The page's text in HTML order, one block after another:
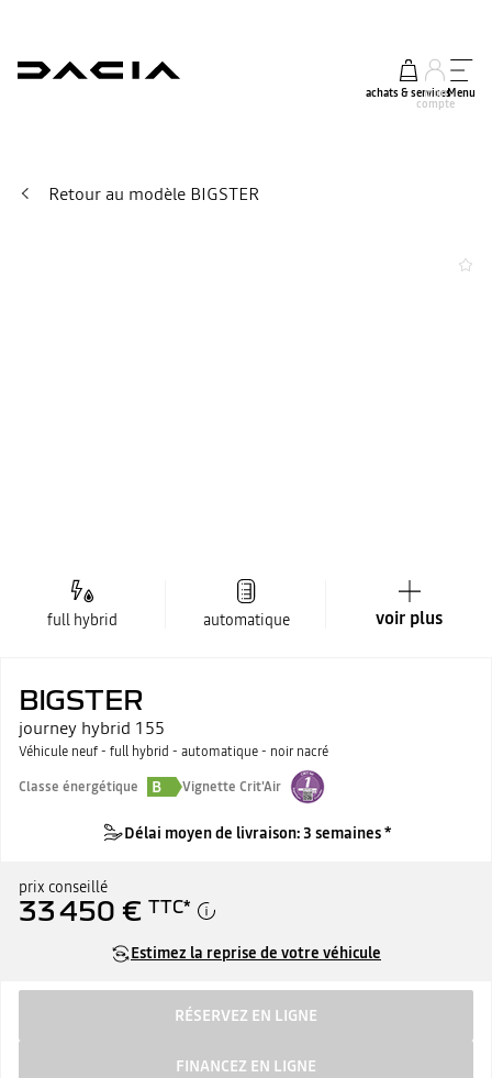
achats & services
mon
compte
Menu
Retour au modèle BIGSTER
full hybrid automatique voir plus
BIGSTER
journey hybrid 155
Véhicule neuf - full hybrid - automatique - noir nacré
Classe énergétique
B Vignette Crit'Air
Délai moyen de livraison: 3 semaines *
prix conseillé
33 450 € TTC*
Estimez la reprise de votre véhicule
RÉSERVEZ EN LIGNE
FINANCEZ EN LIGNE